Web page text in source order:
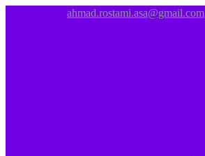
ahmad.rostami.asa@gmail.com